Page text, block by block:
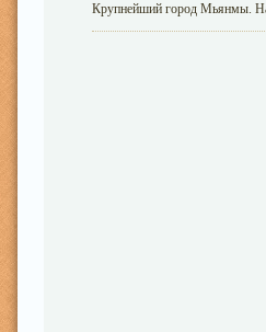
Крупнейший город Мьянмы.